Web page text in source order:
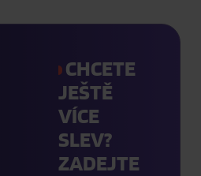
CHCETE
JEŠTĚ
VÍCE
SLEV?
ZADEJTE